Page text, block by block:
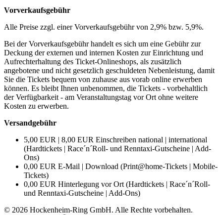
Vorverkaufsgebühr
Alle Preise zzgl. einer Vorverkaufsgebühr von 2,9% bzw. 5,9%.
Bei der Vorverkaufsgebühr handelt es sich um eine Gebühr zur
Deckung der externen und internen Kosten zur Einrichtung und
Aufrechterhaltung des Ticket-Onlineshops, als zusätzlich
angebotene und nicht gesetzlich geschuldeten Nebenleistung, damit
Sie die Tickets bequem von zuhause aus vorab online erwerben
können. Es bleibt Ihnen unbenommen, die Tickets - vorbehaltlich
der Verfügbarkeit - am Veranstaltungstag vor Ort ohne weitere
Kosten zu erwerben.
Versandgebühr
5,00 EUR | 8,00 EUR Einschreiben national | international
(Hardtickets | Race´n´Roll- und Renntaxi-Gutscheine | Add-
Ons)
0,00 EUR E-Mail | Download (Print@home-Tickets | Mobile-
Tickets)
0,00 EUR Hinterlegung vor Ort (Hardtickets | Race´n´Roll-
und Renntaxi-Gutscheine | Add-Ons)
© 2026 Hockenheim-Ring GmbH. Alle Rechte vorbehalten.